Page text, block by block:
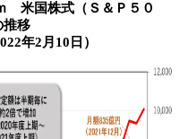
米国株式（Ｓ＆Ｐ５０
推移
年2月10日）